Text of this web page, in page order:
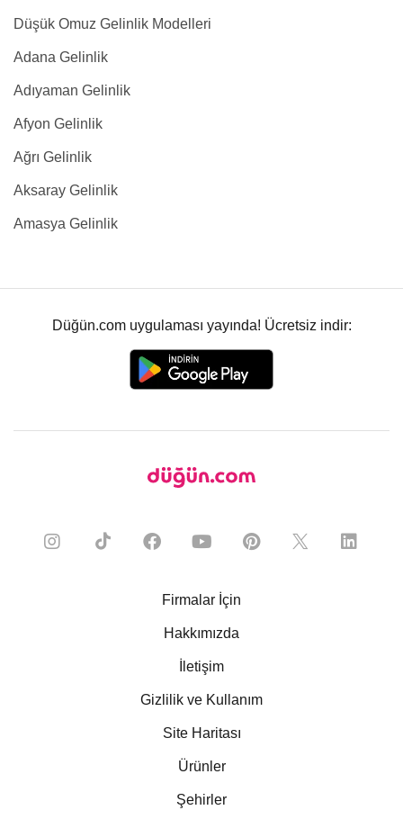
Düşük Omuz Gelinlik Modelleri
Adana Gelinlik
Adıyaman Gelinlik
Afyon Gelinlik
Ağrı Gelinlik
Aksaray Gelinlik
Amasya Gelinlik
Düğün.com uygulaması yayında! Ücretsiz indir:
Firmalar İçin
Hakkımızda
İletişim
Gizlilik ve Kullanım
Site Haritası
Ürünler
Şehirler